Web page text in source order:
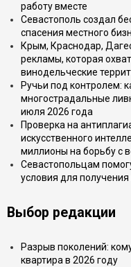
работу вместе
Севастополь создал
спасения местного
Крым, Краснодар,
рекламы, которая
винодельческие
Ручьи под контролем:
многострадальные
июля 2026 года
Проверка на
искусственного
миллионы на борьбу с
Севастопольцам
условия для
Выбор редакции
Разрыв поколений:
квартира в 2026 году